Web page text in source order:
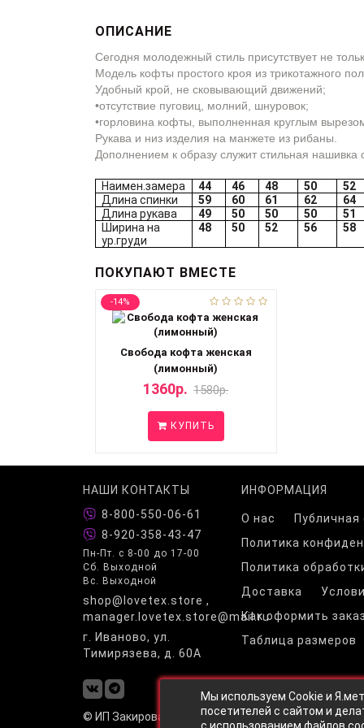
ОПИСАНИЕ
Сегодня молодежный стиль присутствует не
Модель кофты простого кроя из трикотажного
Удобный крой, не сковывающий движений;
•отсутствие пуговиц, молний, шнуровок;
•горловина кофты, выполненная круглым
Рукава и низ изделия на манжете из рибаны.
Дополнением к образу служит стильная нашивка
Наимен.замера 44 46 48 50 52
Длина спинки
59 60 61 62 64
Длина рукава
49 50 50 50 51
Ширина на
ур.груди
48 50 52 56 58
ПОКУПАЮТ ВМЕСТЕ
-14%
Свобода кофта женская
(лимонный)
1360р. 1580р.
КУПИТЬ
НАШИ КОНТАКТЫ
8-800-550-06-61
8-920-358-43-47
Пн-Пт. с 8-00 до 17-00
Сб. Выходной
Вс. Выходной
shop@lovetex.store ,
manager.lovetex.store@mail.ru
г. Иваново, ул.
Тимирязева, д. 60А
ИНФОРМАЦИЯ
О нас
Публичная
Политика
Политика
Доставка
Как оформить заказ
Таблица размеров
© ИП Закирова Л.А.
Мы используем Cookie и
посетителей с сайтом и